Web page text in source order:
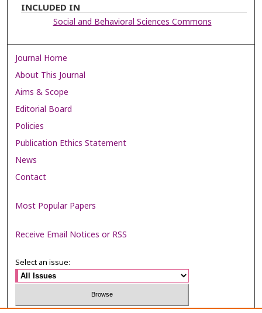
INCLUDED IN
Social and Behavioral Sciences Commons
Journal Home
About This Journal
Aims & Scope
Editorial Board
Policies
Publication Ethics Statement
News
Contact
Most Popular Papers
Receive Email Notices or RSS
Select an issue: